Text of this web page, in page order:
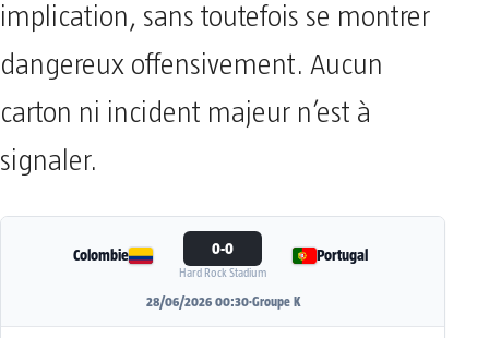
implication, sans toutefois se montrer
dangereux offensivement. Aucun
carton ni incident majeur n’est à
signaler.
Colombie 0-0
Hard Rock Stadium
Portugal
28/06/2026 00:30 Groupe K